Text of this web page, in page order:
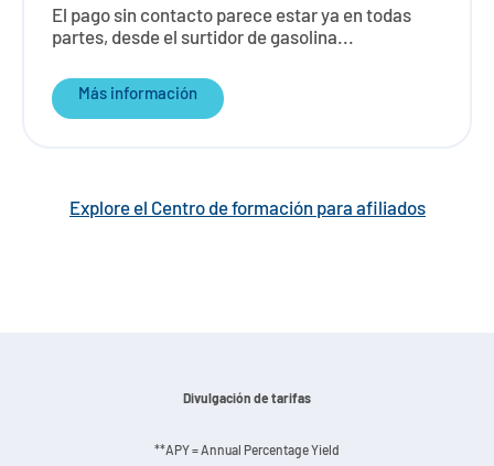
El pago sin contacto parece estar ya en todas
partes, desde el surtidor de gasolina...
Más información
Explore el Centro de formación para afiliados
Divulgación de tarifas
**APY = Annual Percentage Yield